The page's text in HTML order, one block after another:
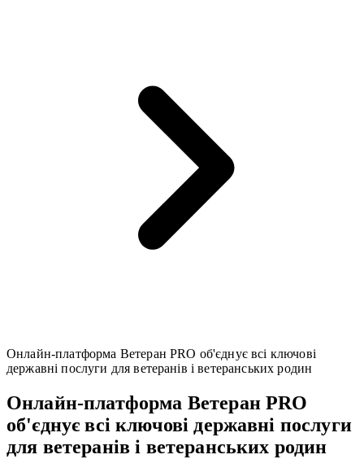
Онлайн-платформа Ветеран PRO об'єднує всі ключові
державні послуги для ветеранів і ветеранських родин
Онлайн-платформа Ветеран PRO
об'єднує всі ключові державні послуги
для ветеранів і ветеранських родин